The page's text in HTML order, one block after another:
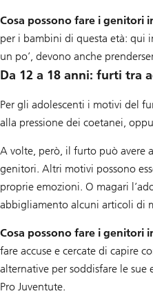
Cosa possono fare i genitori
per i bambini di questa età: qui
un po’, devono anche
Da 12 a 18 anni: furti tra
Per gli adolescenti i motivi del
alla pressione dei coetanei,
A volte, però, il furto può avere
genitori. Altri motivi possono
proprie emozioni. O magari
abbigliamento alcuni articoli di
Cosa possono fare i genitori
fare accuse e cercate di capire
alternative per soddisfare le sue
Pro Juventute.